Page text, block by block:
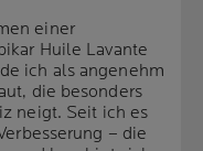
einer
Huile Lavante
ich als angenehm
die besonders
neigt. Seit ich es
– die